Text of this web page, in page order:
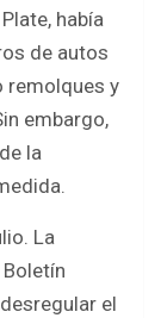
había
de autos
remolques y
embargo,
la
La
el